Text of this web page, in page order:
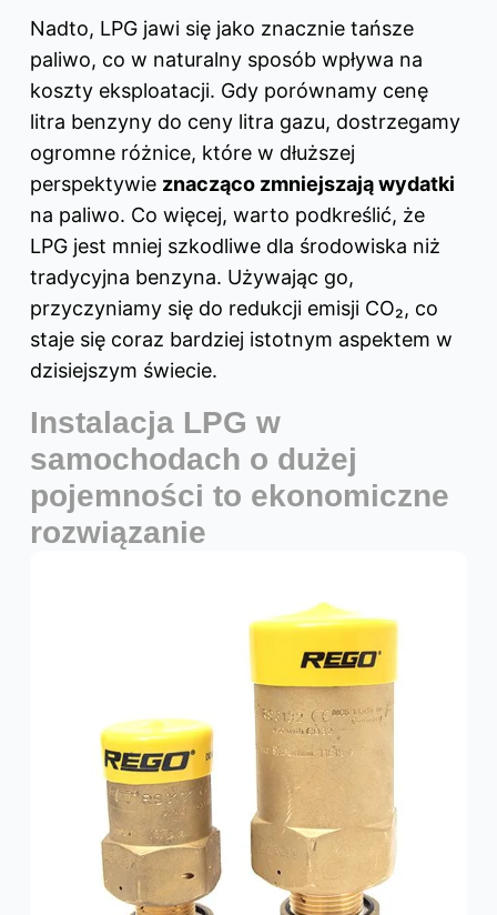
Nadto, LPG jawi się jako znacznie tańsze
paliwo, co w naturalny sposób wpływa na
koszty eksploatacji. Gdy porównamy cenę
litra benzyny do ceny litra gazu, dostrzegamy
ogromne różnice, które w dłuższej
perspektywie znacząco zmniejszają wydatki
na paliwo. Co więcej, warto podkreślić, że
LPG jest mniej szkodliwe dla środowiska niż
tradycyjna benzyna. Używając go,
przyczyniamy się do redukcji emisji CO₂, co
staje się coraz bardziej istotnym aspektem w
dzisiejszym świecie.
Instalacja LPG w
samochodach o dużej
pojemności to ekonomiczne
rozwiązanie